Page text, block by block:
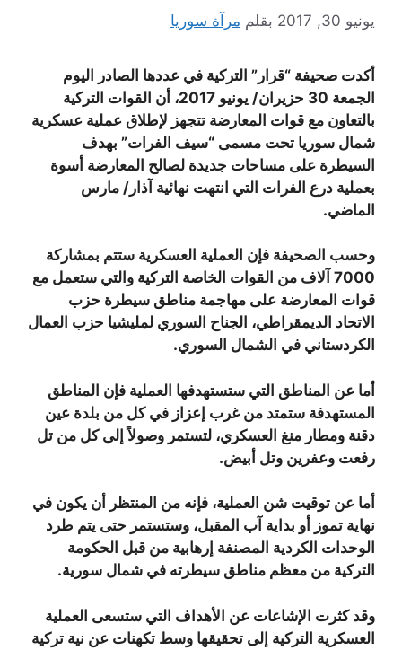
يونيو 30, 2017 بقلم مرآة سوريا
أكدت صحيفة “قرار” التركية في عددها الصادر اليوم
الجمعة 30 حزيران/ يونيو 2017، أن القوات التركية
بالتعاون مع قوات المعارضة تتجهز لإطلاق عملية عسكرية
شمال سوريا تحت مسمى “سيف الفرات” بهدف
السيطرة على مساحات جديدة لصالح المعارضة أسوة
بعملية درع الفرات التي انتهت نهائية آذار/ مارس
الماضي.
وحسب الصحيفة فإن العملية العسكرية ستتم بمشاركة
7000 آلاف من القوات الخاصة التركية والتي ستعمل مع
قوات المعارضة على مهاجمة مناطق سيطرة حزب
الاتحاد الديمقراطي، الجناح السوري لمليشيا حزب العمال
الكردستاني في الشمال السوري.
أما عن المناطق التي ستستهدفها العملية فإن المناطق
المستهدفة ستمتد من غرب إعزاز في كل من بلدة عين
دقنة ومطار منغ العسكري، لتستمر وصولاً إلى كل من تل
رفعت وعفرين وتل أبيض.
أما عن توقيت شن العملية، فإنه من المنتظر أن يكون في
نهاية تموز أو بداية آب المقبل، وستستمر حتى يتم طرد
الوحدات الكردية المصنفة إرهابية من قبل الحكومة
التركية من معظم مناطق سيطرته في شمال سورية.
وقد كثرت الإشاعات عن الأهداف التي ستسعى العملية
العسكرية التركية إلى تحقيقها وسط تكهنات عن نية تركية